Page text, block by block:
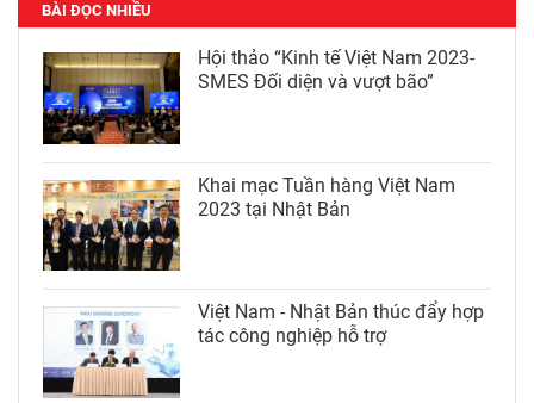
BÀI ĐỌC NHIỀU
Hội thảo “Kinh tế Việt Nam 2023-
SMES Đối diện và vượt bão”
Khai mạc Tuần hàng Việt Nam
2023 tại Nhật Bản
Việt Nam - Nhật Bản thúc đẩy hợp
tác công nghiệp hỗ trợ